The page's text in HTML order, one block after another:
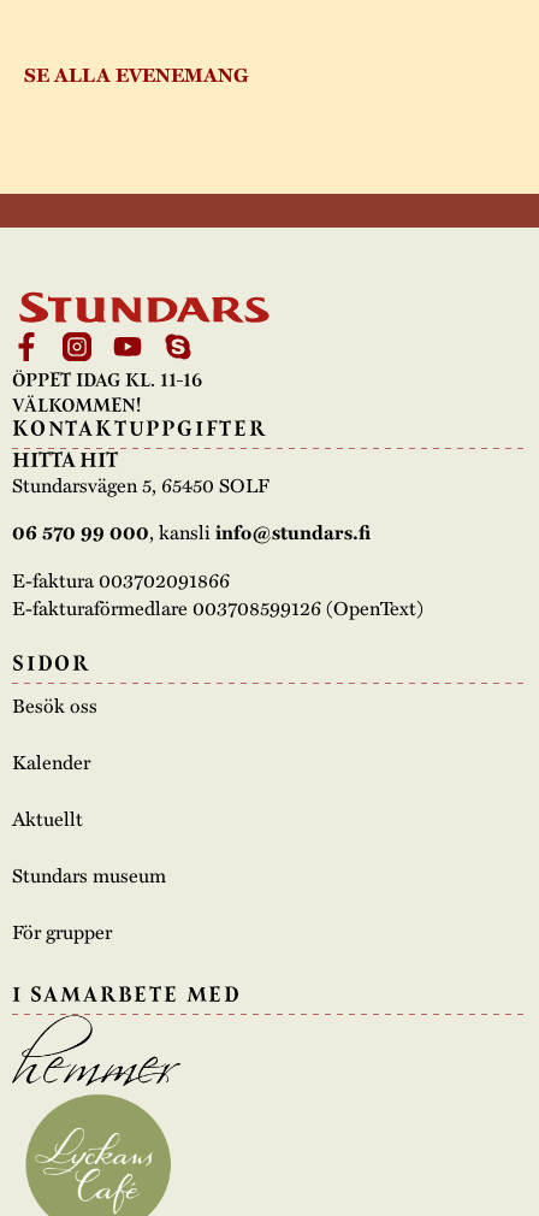
SE ALLA EVENEMANG
ÖPPET IDAG KL. 11-16
VÄLKOMMEN!
KONTAKTUPPGIFTER
HITTA HIT
Stundarsvägen 5, 65450 SOLF
06 570 99 000, kansliinfo@stundars.fi
E-faktura 003702091866
E-fakturaförmedlare 003708599126 (OpenText)
SIDOR
Besök oss
Kalender
Aktuellt
Stundars museum
För grupper
I SAMARBETE MED